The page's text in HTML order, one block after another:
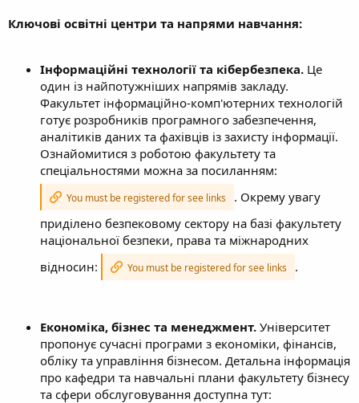
Ключові освітні центри та напрями навчання:
Інформаційні технології та кібербезпека. Це
один із найпотужніших напрямів закладу.
Факультет інформаційно-комп'ютерних технологій
готує розробників програмного забезпечення,
аналітиків даних та фахівців із захисту інформації.
Ознайомитися з роботою факультету та
спеціальностями можна за посиланням:
You must be registered for see links
. Окрему увагу
приділено безпековому сектору на базі факультету
національної безпеки, права та міжнародних
відносин:
You must be registered for see links .
Економіка, бізнес та менеджмент. Університет
пропонує сучасні програми з економіки, фінансів,
обліку та управління бізнесом. Детальна інформація
про кафедри та навчальні плани факультету бізнесу
та сфери обслуговування доступна тут: